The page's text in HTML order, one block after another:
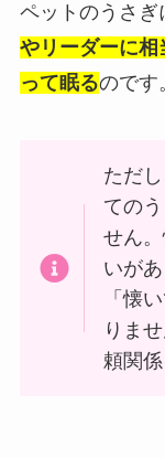
ペットのうさぎ
やリーダーに
って眠るのです
ただ
ての
せん
いが
「懐
りま
頼関